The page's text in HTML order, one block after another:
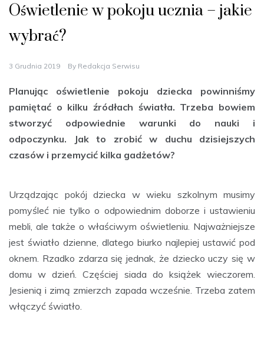
Oświetlenie w pokoju ucznia – jakie
wybrać?
3 Grudnia 2019 By Redakcja Serwisu
Planując oświetlenie pokoju dziecka powinniśmy
pamiętać o kilku źródłach światła. Trzeba bowiem
stworzyć odpowiednie warunki do nauki i
odpoczynku. Jak to zrobić w duchu dzisiejszych
czasów i przemycić kilka gadżetów?
Urządzając pokój dziecka w wieku szkolnym musimy
pomyśleć nie tylko o odpowiednim doborze i ustawieniu
mebli, ale także o właściwym oświetleniu. Najważniejsze
jest światło dzienne, dlatego biurko najlepiej ustawić pod
oknem. Rzadko zdarza się jednak, że dziecko uczy się w
domu w dzień. Częściej siada do książek wieczorem.
Jesienią i zimą zmierzch zapada wcześnie. Trzeba zatem
włączyć światło.